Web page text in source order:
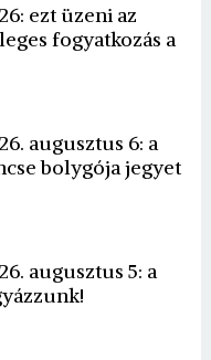
ezt üzeni az
fogyatkozás a
augusztus 6: a
bolygója jegyet
augusztus 5: a